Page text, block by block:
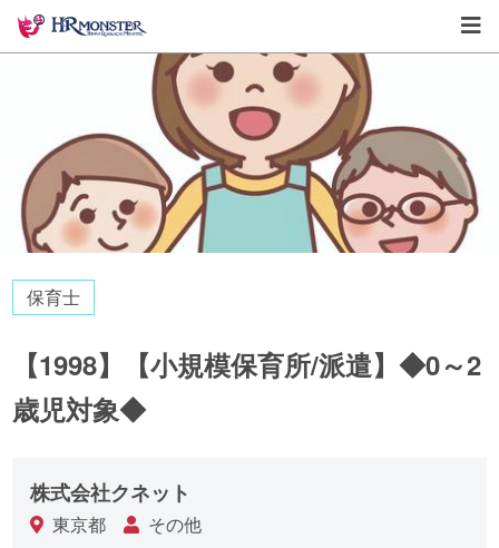
保育士
【1998】【小規模保育所/派遣】◆0～2
歳児対象◆
株式会社クネット
東京都 その他